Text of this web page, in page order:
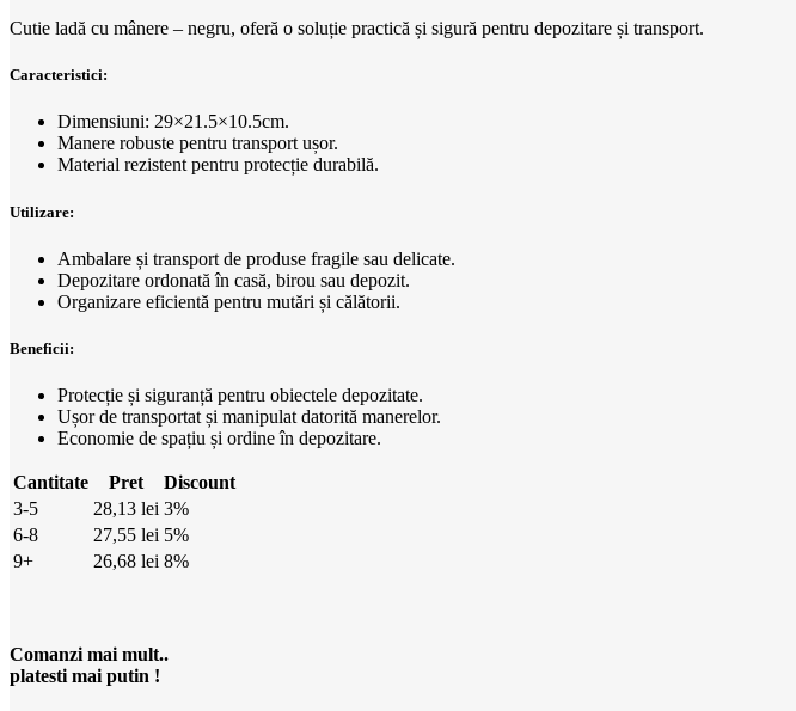
Cutie ladă cu mânere – negru, oferă o soluție practică și sigură pentru depozitare și transport.
Caracteristici:
Dimensiuni: 29×21.5×10.5cm.
Manere robuste pentru transport ușor.
Material rezistent pentru protecție durabilă.
Utilizare:
Ambalare și transport de produse fragile sau delicate.
Depozitare ordonată în casă, birou sau depozit.
Organizare eficientă pentru mutări și călătorii.
Beneficii:
Protecție și siguranță pentru obiectele depozitate.
Ușor de transportat și manipulat datorită manerelor.
Economie de spațiu și ordine în depozitare.
Cantitate Pret
Discount
3-5
28,13 lei 3%
6-8
27,55 lei 5%
9+
26,68 lei 8%
Comanzi mai mult..
platesti mai putin !